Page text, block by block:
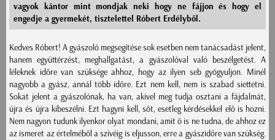
vagyok kántor mint mondjak neki hogy ne fájjon és hogy el
engedje a gyermekét, tisztelettel Róbert Erdélyből.
Kedves Róbert! A gyászoló megsegítése sok esetben nem tanácsadást jelent,
hanem együttérzést, meghallgatást, a gyászolóval való beszélgetést. A
léleknek időre van szüksége ahhoz, hogy az ilyen seb gyógyuljon. Minél
nagyobb a gyász, annál több időre. Ezt nem kell, nem is szabad siettetni.
Sokat jelent a gyászolónak, ha van, akivel meg tudja osztani a fájdalmát,
újra és újra kibeszélni. Ezt hagyni kell, sőt, esetleg kérdésekkel elő is hozni.
Nem nagyon tudunk ilyenkor olyat mondani, amit ő is ne tudna, de ahhoz ez
az ismeret az értelméből a szívéig is eljusson, erre a gyászidőre van szükség.